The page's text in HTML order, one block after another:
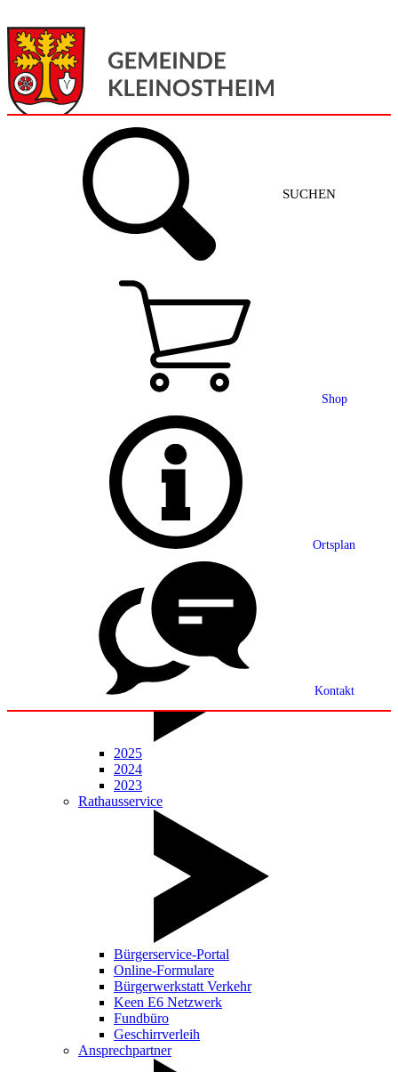
SUCHEN
Shop
Ortsplan
Kontakt
Gemeinde + Service
Grußwort
Ortsplan
Partnerschaft
Statistik
Mitteilungsblatt
2025
2024
2023
Rathausservice
Bürgerservice-Portal
Online-Formulare
Bürgerwerkstatt Verkehr
Keen E6 Netzwerk
Fundbüro
Geschirrverleih
Ansprechpartner